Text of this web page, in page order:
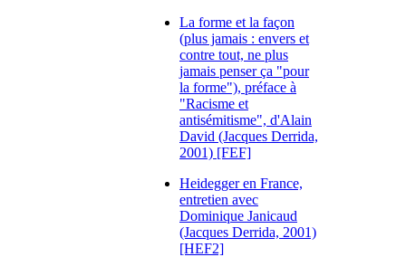
La forme et la façon
(plus jamais : envers et
contre tout, ne plus
jamais penser ça "pour
la forme"), préface à
"Racisme et
antisémitisme", d'Alain
David (Jacques Derrida,
2001) [FEF]
Heidegger en France,
entretien avec
Dominique Janicaud
(Jacques Derrida, 2001)
[HEF2]